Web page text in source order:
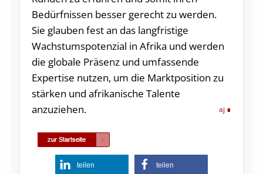
Bedürfnissen besser gerecht zu werden.
Sie glauben fest an das langfristige
Wachstumspotenzial in Afrika und werden
die globale Präsenz und umfassende
Expertise nutzen, um die Marktposition zu
stärken und afrikanische Talente
anzuziehen.
aj
teilen teilen